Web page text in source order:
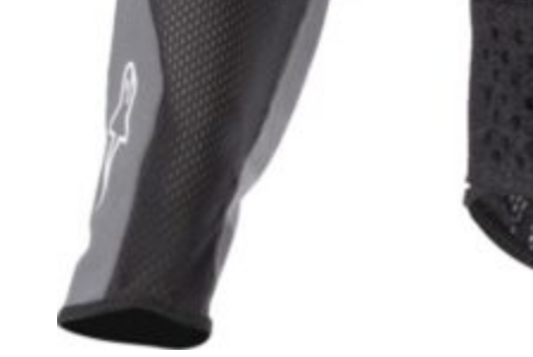
Trasmisión
Suspensión
Aceites y lubricantes
Mantenimiento
Plásticos
Protecciones
Motor
Embrague
Ruedas
Frenos
Escape